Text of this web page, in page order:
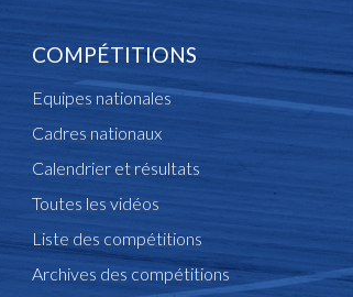
COMPÉTITIONS
Equipes nationales
Cadres nationaux
Calendrier et résultats
Toutes les vidéos
Liste des compétitions
Archives des compétitions